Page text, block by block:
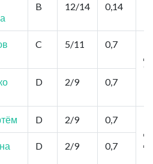
B 12/14 0,14
C 5/11 0,7
D 2/9 0,7
D 2/9 0,7
D 2/9 0,7